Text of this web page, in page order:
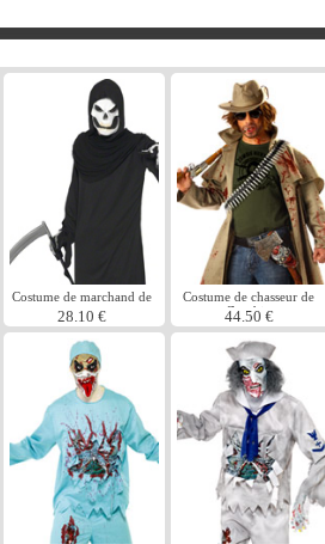
Costume de marchand de
mort
28.10 €
Costume de chasseur de
Zombie
44.50 €